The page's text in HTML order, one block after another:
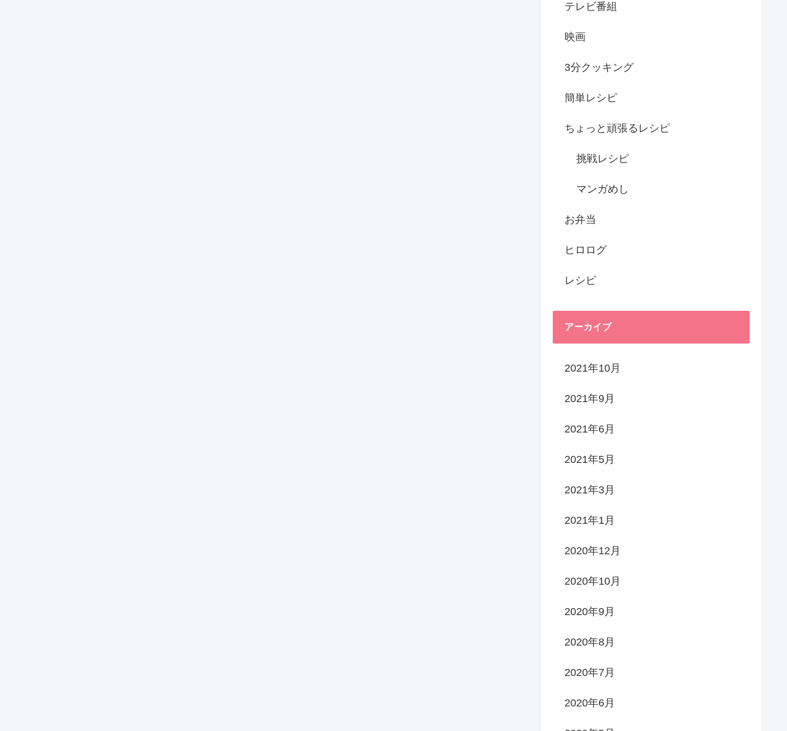
テレビ番組
映画
3分クッキング
簡単レシピ
ちょっと頑張るレシピ
挑戦レシピ
マンガめし
お弁当
ヒロログ
レシピ
アーカイブ
2021年10月
2021年9月
2021年6月
2021年5月
2021年3月
2021年1月
2020年12月
2020年10月
2020年9月
2020年8月
2020年7月
2020年6月